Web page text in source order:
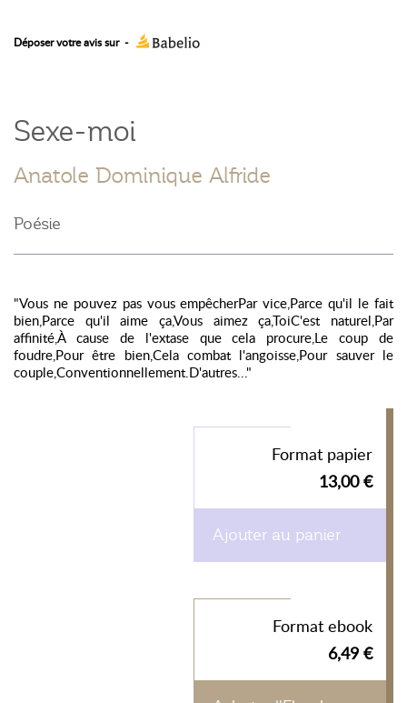
Déposer votre avis sur -
Sexe-moi
Anatole Dominique Alfride
Poésie
"Vous ne pouvez pas vous empêcherPar vice,Parce qu'il le fait
bien,Parce qu'il aime ça,Vous aimez ça,ToiC'est naturel,Par
affinité,À cause de l'extase que cela procure,Le coup de
foudre,Pour être bien,Cela combat l'angoisse,Pour sauver le
couple,Conventionnellement.D'autres..."
Format papier
13,00 €
Ajouter au panier
Format ebook
6,49 €